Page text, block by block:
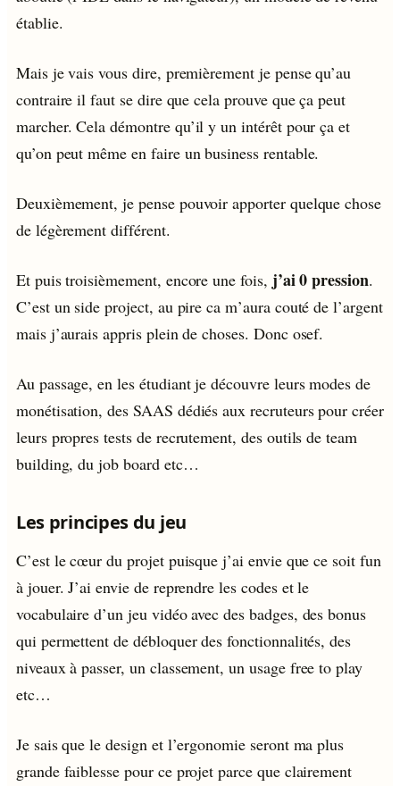
établie.
Mais je vais vous dire, premièrement je pense qu’au
contraire il faut se dire que cela prouve que ça peut
marcher. Cela démontre qu’il y un intérêt pour ça et
qu’on peut même en faire un business rentable.
Deuxièmement, je pense pouvoir apporter quelque chose
de légèrement différent.
Et puis troisièmement, encore une fois, j’ai 0 pression.
C’est un side project, au pire ca m’aura couté de l’argent
mais j’aurais appris plein de choses. Donc osef.
Au passage, en les étudiant je découvre leurs modes de
monétisation, des SAAS dédiés aux recruteurs pour créer
leurs propres tests de recrutement, des outils de team
building, du job board etc…
Les principes du jeu
C’est le cœur du projet puisque j’ai envie que ce soit fun
à jouer. J’ai envie de reprendre les codes et le
vocabulaire d’un jeu vidéo avec des badges, des bonus
qui permettent de débloquer des fonctionnalités, des
niveaux à passer, un classement, un usage free to play
etc…
Je sais que le design et l’ergonomie seront ma plus
grande faiblesse pour ce projet parce que clairement